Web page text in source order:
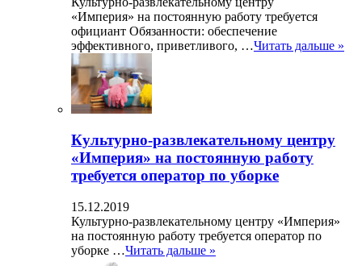
«Империя» на постоянную работу требуется
официант Обязанности: обеспечение
эффективного, приветливого, …Читать дальше »
Культурно-развлекательному центру
«Империя» на постоянную работу
требуется оператор по уборке
15.12.2019
Культурно-развлекательному центру «Империя»
на постоянную работу требуется оператор по
уборке …Читать дальше »